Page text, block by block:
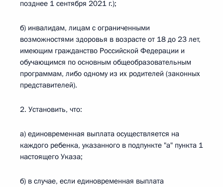
позднее 1 сентября 2021 г.);
б) инвалидам, лицам с ограниченными
возможностями здоровья в возрасте от 18 до 23 лет,
имеющим гражданство Российской Федерации и
обучающимся по основным общеобразовательным
программам, либо одному из их родителей (законных
представителей).
2. Установить, что:
а) единовременная выплата осуществляется на
каждого ребенка, указанного в подпункте "а" пункта 1
настоящего Указа;
б) в случае, если единовременная выплата